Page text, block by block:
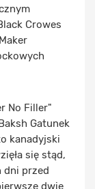
Crowes
No Filler"
Gatunek
kanadyjski
się stąd,
dni przed
dwie